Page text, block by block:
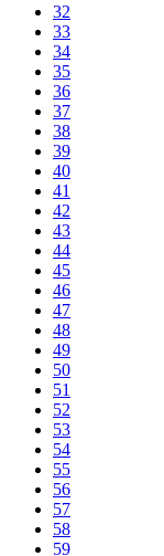
32
33
34
35
36
37
38
39
40
41
42
43
44
45
46
47
48
49
50
51
52
53
54
55
56
57
58
59